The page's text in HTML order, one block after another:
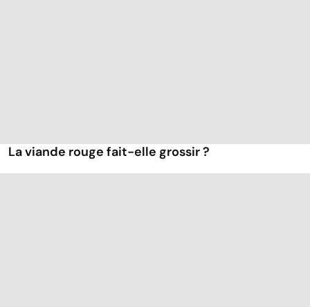
La viande rouge fait-elle grossir ?